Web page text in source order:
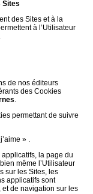
Sites
des Sites et à la
à l’Utilisateur
de nos éditeurs
des Cookies
.
permettant de suivre
» .
applicatifs, la page du
même l’Utilisateur
sur les Sites, les
applicatifs sont
de navigation sur les